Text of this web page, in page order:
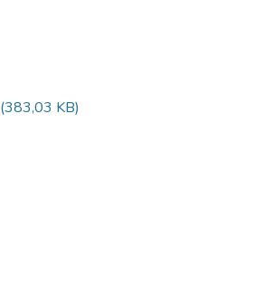
(383,03 KB)